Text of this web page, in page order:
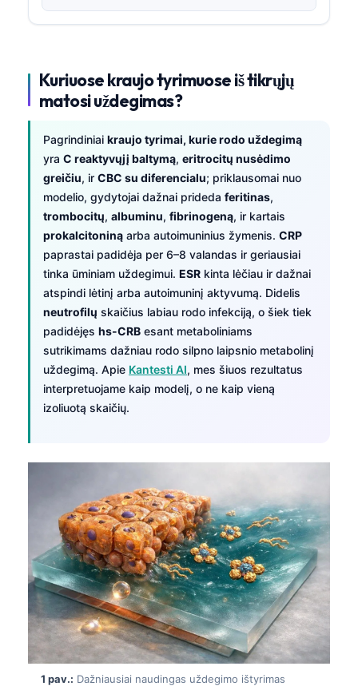
Kuriuose kraujo tyrimuose iš tikrųjų
matosi uždegimas?
Pagrindiniai kraujo tyrimai, kurie rodo uždegimą
yra C reaktyvųjį baltymą, eritrocitų nusėdimo
greičiu, ir CBC su diferencialu; priklausomai nuo
modelio, gydytojai dažnai prideda feritinas,
trombocitų, albuminu, fibrinogeną, ir kartais
prokalcitoniną arba autoimuninius žymenis. CRP
paprastai padidėja per 6–8 valandas ir geriausiai
tinka ūminiam uždegimui. ESR kinta lėčiau ir dažnai
atspindi lėtinį arba autoimuninį aktyvumą. Didelis
neutrofilų skaičius labiau rodo infekciją, o šiek tiek
padidėjęs hs-CRB esant metaboliniams
sutrikimams dažniau rodo silpno laipsnio metabolinį
uždegimą. Apie Kantesti AI, mes šiuos rezultatus
interpretuojame kaip modelį, o ne kaip vieną
izoliuotą skaičių.
1 pav.: Dažniausiai naudingas uždegimo ištyrimas